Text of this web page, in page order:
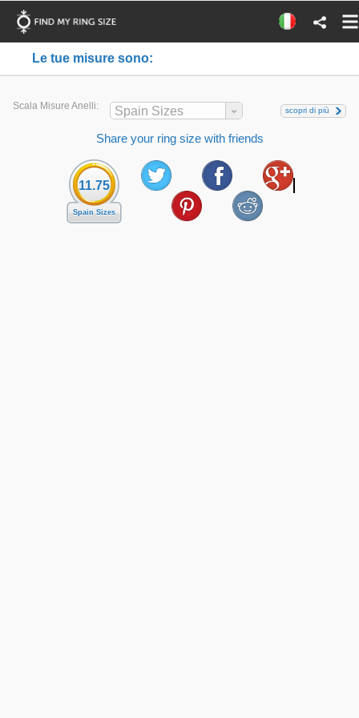
Le tue misure sono:
Scala Misure Anelli: Spain Sizes scopri di più
Share your ring size with friends
11.75
Spain Sizes